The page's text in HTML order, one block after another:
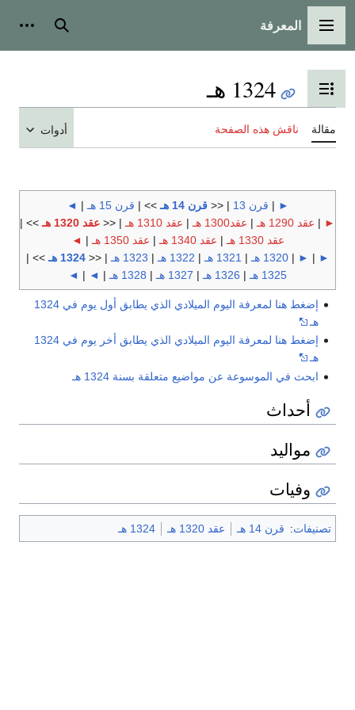
القائمة الرئيسية
المعرفة بحث
تبديل عرض جدول المحتويات
1324 هـ
مقالة ناقش هذه الصفحة أدوات
►
| قرن 13 | <<قرن 14 هـ >> | قرن 15 هـ |
◄
►
| عقد 1290 هـ | عقد1300 هـ | عقد 1310 هـ | << عقد 1320 هـ
>> |
عقد 1330 هـ
| عقد 1340 هـ | عقد 1350 هـ |
◄
►
|
►
|1320 هـ | 1321 هـ | 1322 هـ | 1323 هـ | <<1324 هـ
>> |
1325 هـ
| 1326 هـ | 1327 هـ | 1328 هـ |
◄
|
◄
إضغط هنا لمعرفة اليوم الميلادي الذي يطابق أول يوم في 1324
هـ
إضغط هنا لمعرفة اليوم الميلادي الذي يطابق أخر يوم في 1324
هـ
ابحث في الموسوعة عن مواضيع متعلقة بسنة 1324 هـ
أحداث
مواليد
وفيات
تصنيفات: قرن 14 هـ عقد 1320 هـ 1324 هـ